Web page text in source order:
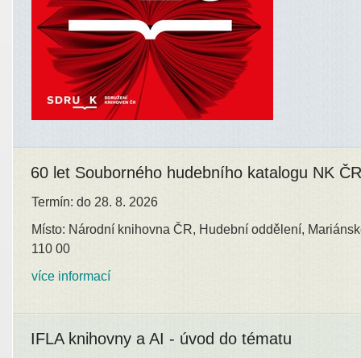
60 let Souborného hudebního katalogu NK ČR
Termín: do 28. 8. 2026
Místo: Národní knihovna ČR, Hudební oddělení,
110 00
více informací
IFLA knihovny a AI - úvod do tématu